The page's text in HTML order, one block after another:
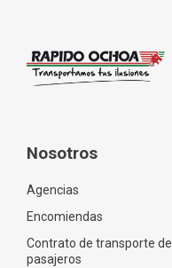
Nosotros
Agencias
Encomiendas
Contrato de transporte de
pasajeros